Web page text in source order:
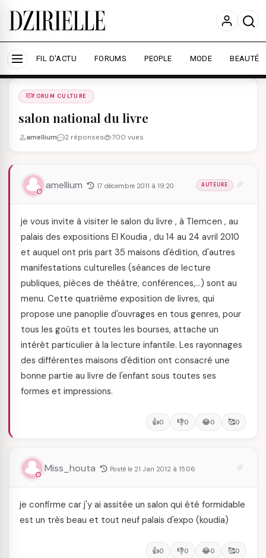
Nous utilisons des cookies pour améliorer votre
expérience et mesurer l'audience.
En savoir plus
Accepter tout Personnaliser
FIL D'ACTU FORUMS PEOPLE MODE BEAUTÉ
Forums
FORUM CULTURE
salon national du livre
amellium 2 réponses 700 vues
amellium 17 décembre 2011 à 19:20 AUTEURE
je vous invite à visiter le salon du livre , à Tlemcen , au
palais des expositions El Koudia , du 14 au 24 avril 2010
et auquel ont pris part 35 maisons d'édition, d'autres
manifestations culturelles (séances de lecture
publiques, pièces de théâtre, conférences,…) sont au
menu. Cette quatrième exposition de livres, qui
propose une panoplie d'ouvrages en tous genres, pour
tous les goûts et toutes les bourses, attache un
intérêt particulier à la lecture infantile. Les rayonnages
des différentes maisons d'édition ont consacré une
bonne partie au livre de l'enfant sous toutes ses
formes et impressions.
👍0 👎0 😂0 🥰0
Miss_houta Posté le 21 Jan 2012 à 15:06
je confirme car j'y ai assitée un salon qui été formidable
est un très beau et tout neuf palais d'expo (koudia)
👍0 👎0 😂0 🥰0